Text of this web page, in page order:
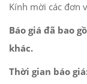
Kính mời các đơn
Báo giá đã bao
khác.
Thời gian báo